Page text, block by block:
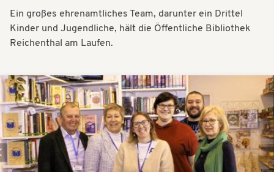
Ein großes ehrenamtliches Team, darunter ein Drittel
Kinder und Jugendliche, hält die Öffentliche Bibliothek
Reichenthal am Laufen.
Bilder